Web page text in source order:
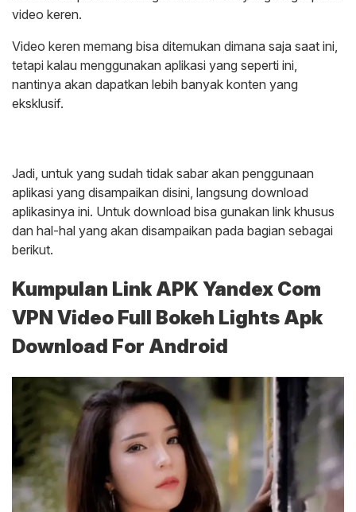
video keren.
Video keren memang bisa ditemukan dimana saja saat ini,
tetapi kalau menggunakan aplikasi yang seperti ini,
nantinya akan dapatkan lebih banyak konten yang
eksklusif.
Jadi, untuk yang sudah tidak sabar akan penggunaan
aplikasi yang disampaikan disini, langsung download
aplikasinya ini. Untuk download bisa gunakan link khusus
dan hal-hal yang akan disampaikan pada bagian sebagai
berikut.
Kumpulan Link APK Yandex Com
VPN Video Full Bokeh Lights Apk
Download For Android